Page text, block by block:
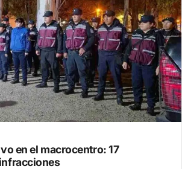
en el macrocentro: 17